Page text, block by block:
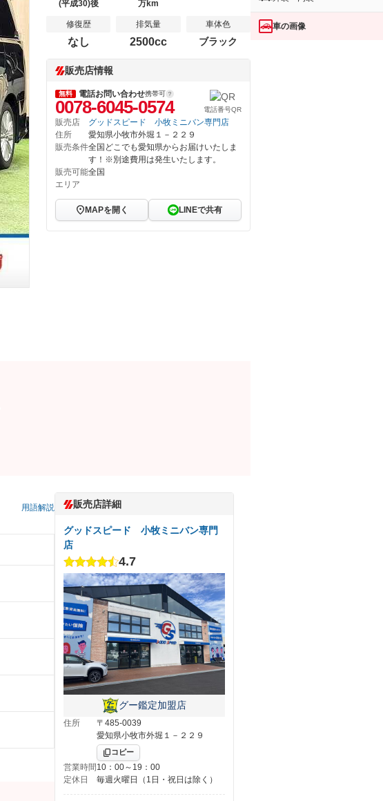
(平成30)後 万km
修復歴
なし
排気量
2500cc
車体色
ブラック
販売店情報
無料 電話お問い合わせ携帯可
0078-6045-0574 電話番号QR
販売店
グッドスピード 小牧ミニバン専門店
住所
愛知県小牧市外堀１－２２９
販売条件全国どこでも愛知県からお届けいたしま
す！※別途費用は発生いたします。
販売可能
エリア
全国
MAPを開く LINEで共有
用語解説 販売店詳細
グッドスピード 小牧ミニバン専門
店
4.7
グー鑑定加盟店
住所
〒485-0039
愛知県小牧市外堀１－２２９
コピー
営業時間10：00～19：00
定休日
毎週火曜日（1日・祝日は除く）
車の画像